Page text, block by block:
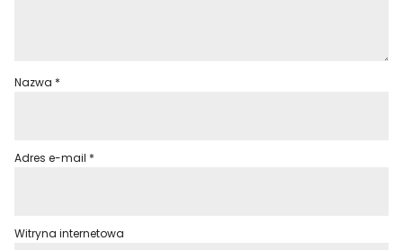
Nazwa *
Adres e-mail *
Witryna internetowa